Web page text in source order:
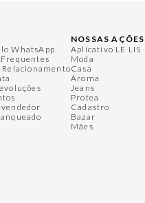
WhatsApp
NOSSAS AÇÕES
Aplicativo LE LIS
Moda
Casa
Aroma
Jeans
Protea
Cadastro
Bazar
Mães